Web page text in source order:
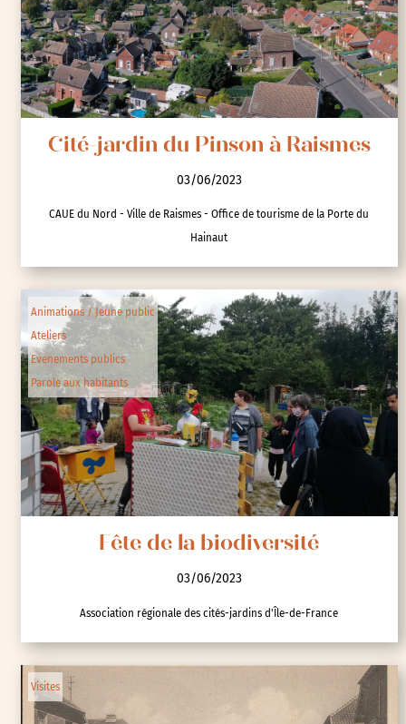
Cité-jardin du Pinson à Raismes
03/06/2023
CAUE du Nord - Ville de Raismes - Office de tourisme de la Porte du
Hainaut
Animations / Jeune public
Ateliers
Evenements publics
Parole aux habitants
Fête de la biodiversité
03/06/2023
Association régionale des cités-jardins d'Île-de-France
Visites